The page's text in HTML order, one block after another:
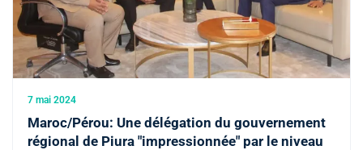
7 mai 2024
Maroc/Pérou: Une délégation du gouvernement
régional de Piura "impressionnée" par le niveau